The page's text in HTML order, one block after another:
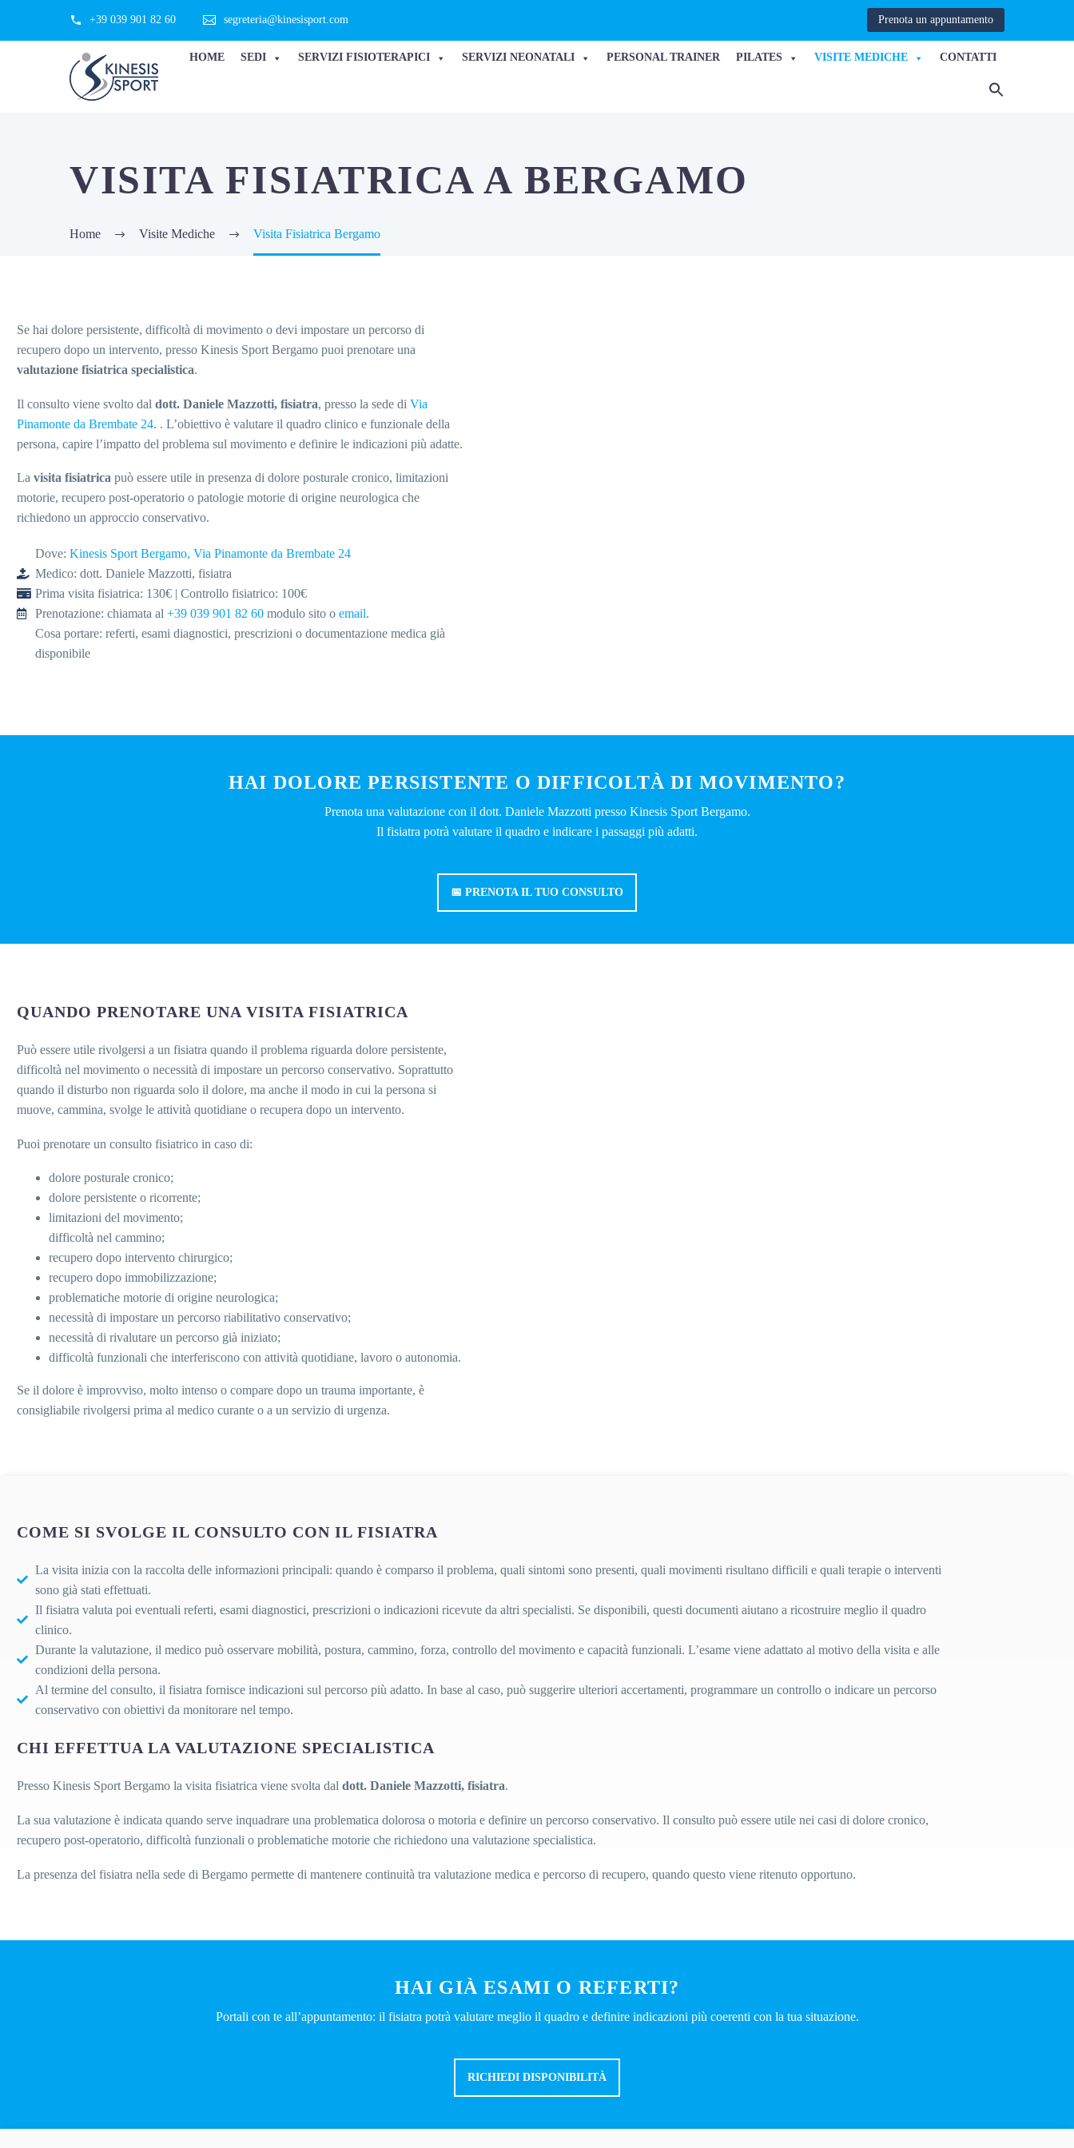
+39 039 901 82 60 segreteria@kinesisport.com Prenota un appuntamento
HOME SEDI SERVIZI FISIOTERAPICI SERVIZI NEONATALI PERSONAL TRAINER PILATES VISITE MEDICHE CONTATTI
VISITA FISIATRICA A BERGAMO
Home Visite Mediche Visita Fisiatrica Bergamo
Se hai dolore persistente, difficoltà di movimento o devi impostare un percorso di
recupero dopo un intervento, presso Kinesis Sport Bergamo puoi prenotare una
valutazione fisiatrica specialistica.
Il consulto viene svolto dal dott. Daniele Mazzotti, fisiatra, presso la sede di Via
Pinamonte da Brembate 24. . L’obiettivo è valutare il quadro clinico e funzionale della
persona, capire l’impatto del problema sul movimento e definire le indicazioni più adatte.
La visita fisiatrica può essere utile in presenza di dolore posturale cronico, limitazioni
motorie, recupero post-operatorio o patologie motorie di origine neurologica che
richiedono un approccio conservativo.
Dove: Kinesis Sport Bergamo, Via Pinamonte da Brembate 24
Medico: dott. Daniele Mazzotti, fisiatra
Prima visita fisiatrica: 130€ | Controllo fisiatrico: 100€
Prenotazione: chiamata al +39 039 901 82 60modulo sito o email.
Cosa portare: referti, esami diagnostici, prescrizioni o documentazione medica già
disponibile
HAI DOLORE PERSISTENTE O DIFFICOLTÀ DI MOVIMENTO?
Prenota una valutazione con il dott. Daniele Mazzotti presso Kinesis Sport Bergamo.
Il fisiatra potrà valutare il quadro e indicare i passaggi più adatti.
📅 PRENOTA IL TUO CONSULTO
QUANDO PRENOTARE UNA VISITA FISIATRICA
Può essere utile rivolgersi a un fisiatra quando il problema riguarda dolore persistente,
difficoltà nel movimento o necessità di impostare un percorso conservativo. Soprattutto
quando il disturbo non riguarda solo il dolore, ma anche il modo in cui la persona si
muove, cammina, svolge le attività quotidiane o recupera dopo un intervento.
Puoi prenotare un consulto fisiatrico in caso di:
dolore posturale cronico;
dolore persistente o ricorrente;
limitazioni del movimento;
difficoltà nel cammino;
recupero dopo intervento chirurgico;
recupero dopo immobilizzazione;
problematiche motorie di origine neurologica;
necessità di impostare un percorso riabilitativo conservativo;
necessità di rivalutare un percorso già iniziato;
difficoltà funzionali che interferiscono con attività quotidiane, lavoro o autonomia.
Se il dolore è improvviso, molto intenso o compare dopo un trauma importante, è
consigliabile rivolgersi prima al medico curante o a un servizio di urgenza.
COME SI SVOLGE IL CONSULTO CON IL FISIATRA
La visita inizia con la raccolta delle informazioni principali: quando è comparso il problema, quali sintomi sono presenti, quali movimenti risultano difficili e quali terapie o interventi
sono già stati effettuati.
Il fisiatra valuta poi eventuali referti, esami diagnostici, prescrizioni o indicazioni ricevute da altri specialisti. Se disponibili, questi documenti aiutano a ricostruire meglio il quadro
clinico.
Durante la valutazione, il medico può osservare mobilità, postura, cammino, forza, controllo del movimento e capacità funzionali. L’esame viene adattato al motivo della visita e alle
condizioni della persona.
Al termine del consulto, il fisiatra fornisce indicazioni sul percorso più adatto. In base al caso, può suggerire ulteriori accertamenti, programmare un controllo o indicare un percorso
conservativo con obiettivi da monitorare nel tempo.
CHI EFFETTUA LA VALUTAZIONE SPECIALISTICA
Presso Kinesis Sport Bergamo la visita fisiatrica viene svolta dal dott. Daniele Mazzotti, fisiatra.
La sua valutazione è indicata quando serve inquadrare una problematica dolorosa o motoria e definire un percorso conservativo. Il consulto può essere utile nei casi di dolore cronico,
recupero post-operatorio, difficoltà funzionali o problematiche motorie che richiedono una valutazione specialistica.
La presenza del fisiatra nella sede di Bergamo permette di mantenere continuità tra valutazione medica e percorso di recupero, quando questo viene ritenuto opportuno.
HAI GIÀ ESAMI O REFERTI?
Portali con te all’appuntamento: il fisiatra potrà valutare meglio il quadro e definire indicazioni più coerenti con la tua situazione.
RICHIEDI DISPONIBILITÀ